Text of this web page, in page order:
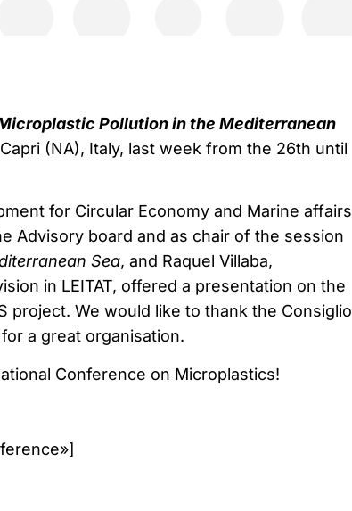
Pollution in the Mediterranean
(NA), Italy, last week from the 26th until
for Circular Economy and Marine affairs
Advisory board and as chair of the session
Sea, and Raquel Villaba,
in LEITAT, offered a presentation on the
project. We would like to thank the Consiglio
a great organisation.
Conference on Microplastics!